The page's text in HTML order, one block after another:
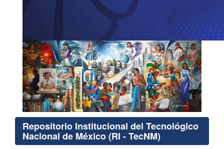
Repositorio Institucional del Tecnológico
Nacional de México (RI - TecNM)